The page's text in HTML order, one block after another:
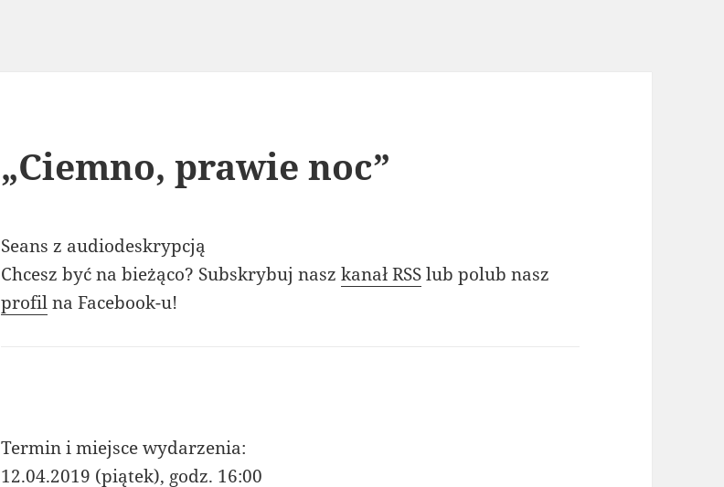
„Ciemno, prawie noc”
Seans z audiodeskrypcją
Chcesz być na bieżąco? Subskrybuj naszkanał RSSlub polub nasz
profilna Facebook-u!
Termin i miejsce wydarzenia:
12.04.2019 (piątek), godz. 16:00